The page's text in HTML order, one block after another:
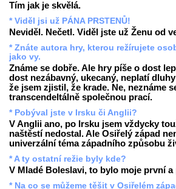
Tím jak je skvělá.
* Viděl jsi už PÁNA PRSTENŮ!
Neviděl. Nečetl. Viděl jste už Ženu od
* Znáte autora hry, kterou režírujete
jako vy.
Známe se dobře. Ale hry píše o dost
dost nezábavný, ukecaný, neplatí
že jsem zjistil, že krade. Ne, neznáme
transcendeltálně společnou prací.
* Pobýval jste v Irsku či Anglii?
V Anglii ano, po Irsku jsem vždycky
naštěstí nedostal. Ale Osiřelý západ
univerzální téma západního způsobu
* A ty ostatní režie byly kde?
V Mladé Boleslavi, to bylo moje první
* Na co se můžeme těšit v Osiřelém